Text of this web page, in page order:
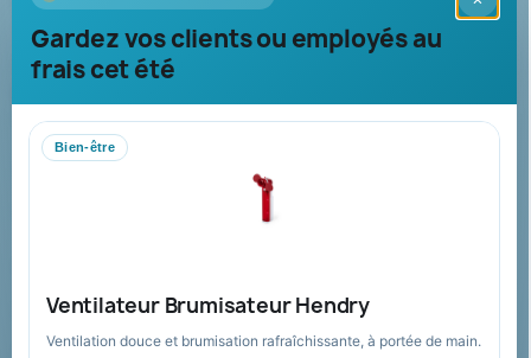
Gardez vos clients ou employés au
frais cet été
Bien-être
Ventilateur Brumisateur Hendry
Ventilation douce et brumisation rafraîchissante, à portée de main.
Objets publicitaires · par Promenoch
Votre partenaire B2B pour les goodies et cadeaux d’affaires
collectivités et administrations.
Mandat administratif & Chorus Pro
Nouveautés
À propos
Nos expertises &